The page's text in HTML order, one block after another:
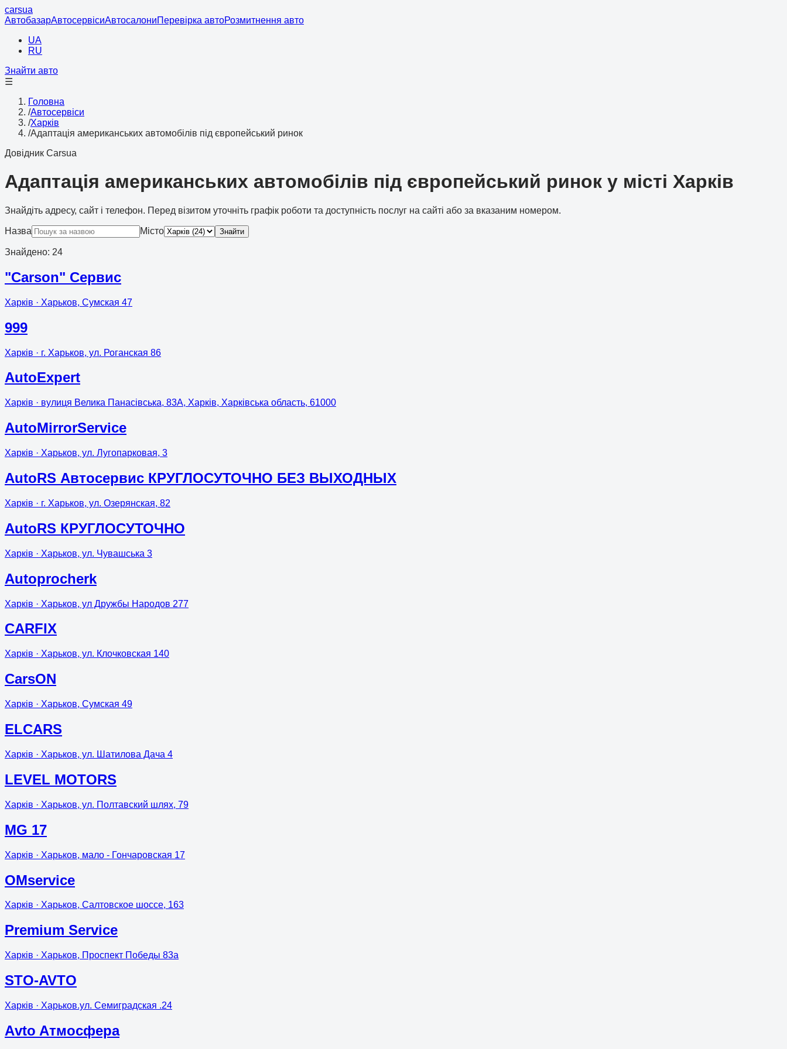
carsua
АвтобазарАвтосервісиАвтосалониПеревірка автоРозмитнення авто
UA
RU
Знайти авто
☰
Головна
/Автосервіси
/Харків
/Адаптація американських автомобілів під європейський ринок
Довідник Carsua
Адаптація американських автомобілів під європейський ринок у місті Харків
Знайдіть адресу, сайт і телефон. Перед візитом уточніть графік роботи та доступність послуг на сайті або за вказаним номером.
Назва Місто Знайти
Знайдено: 24
"Carson" Сервис
Харків · Харьков, Сумская 47
999
Харків · г. Харьков, ул. Роганская 86
AutoExpert
Харків · вулиця Велика Панасівська, 83А, Харків, Харківська область, 61000
AutoMirrorService
Харків · Харьков, ул. Лугопарковая, 3
AutoRS Автосервис КРУГЛОСУТОЧНО БЕЗ ВЫХОДНЫХ
Харків · г. Харьков, ул. Озерянская, 82
AutoRS КРУГЛОСУТОЧНО
Харків · Харьков, ул. Чувашська 3
Autoprocherk
Харків · Харьков, ул Дружбы Народов 277
CARFIX
Харків · Харьков, ул. Клочковская 140
CarsON
Харків · Харьков, Сумская 49
ELCARS
Харків · Харьков, ул. Шатилова Дача 4
LEVEL MOTORS
Харків · Харьков, ул. Полтавский шлях, 79
MG 17
Харків · Харьков, мало - Гончаровская 17
OMservice
Харків · Харьков, Салтовское шоссе, 163
Premium Service
Харків · Харьков, Проспект Победы 83а
STO-AVTO
Харків · Харьков.ул. Семиградская .24
Аvto Aтмосфера